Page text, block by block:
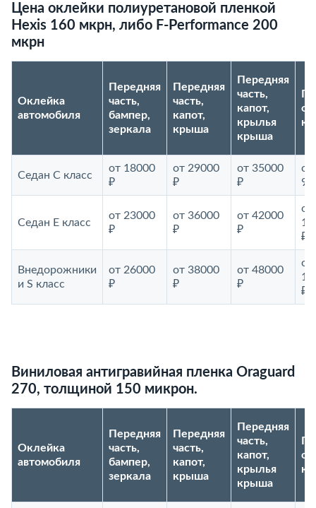
Цена оклейки полиуретановой пленкой
Hexis 160 мкрн, либо F-Performance 200
мкрн
Оклейка
автомобиля
Передняя
часть,
бампер,
зеркала
Передняя
часть,
капот,
крыша
Передняя
часть,
капот,
крылья
крыша
Седан С класс
от 18000
₽
от 29000
₽
от 35000
₽
от
Седан E класс
от 23000
₽
от 36000
₽
от 42000
₽
от
₽
Внедорожники
и S класс
от 26000
₽
от 38000
₽
от 48000
₽
от
₽
Виниловая антигравийная пленка Oraguard
270, толщиной 150 микрон.
Оклейка
автомобиля
Передняя
часть,
бампер,
зеркала
Передняя
часть,
капот,
крыша
Передняя
часть,
капот,
крылья
крыша